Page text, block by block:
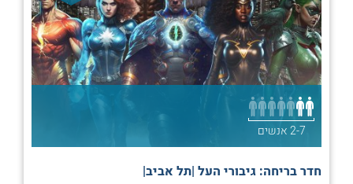
2-7 אנשים
חדר בריחה: גיבורי העל |תל אביב|